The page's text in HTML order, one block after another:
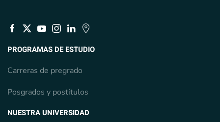
PROGRAMAS DE ESTUDIO
Carreras de pregrado
Posgrados y postítulos
NUESTRA UNIVERSIDAD